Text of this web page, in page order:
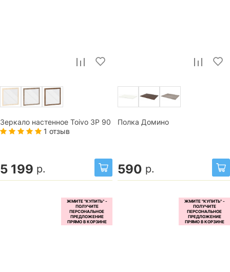
Зеркало настенное Toivo ЗР 90
1 отзыв
5 199 р.
Полка Домино
590 р.